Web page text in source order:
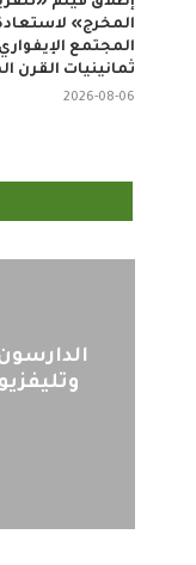
المخرج»
المجتمع
ثمانينيات القرن
2026-08-06